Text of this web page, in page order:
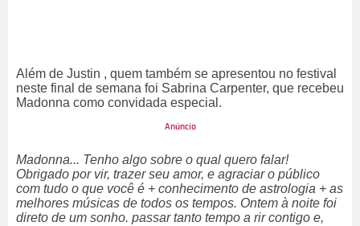
Além de Justin , quem também se apresentou no festival
neste final de semana foi Sabrina Carpenter, que recebeu
Madonna como convidada especial.
Madonna... Tenho algo sobre o qual quero falar!
Obrigado por vir, trazer seu amor, e agraciar o público
com tudo o que você é + conhecimento de astrologia + as
melhores músicas de todos os tempos. Ontem à noite foi
direto de um sonho. passar tanto tempo a rir contigo e,